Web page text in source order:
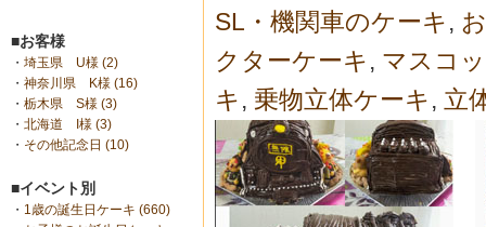
■お客様
・ 埼玉県 U様 (2)
・ 神奈川県 K様 (16)
・ 栃木県 S様 (3)
・ 北海道 I様 (3)
・ その他記念日 (10)
■イベント別
・ 1歳の誕生日ケーキ (660)
SL・機関車のケーキ ,
クターケーキ , マスコ
キ , 乗物立体ケーキ , 立